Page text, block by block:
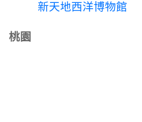
新天地西洋博物館
桃園